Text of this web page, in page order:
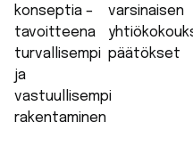
konseptia –
tavoitteena
turvallisempi
ja
vastuullisempi
rakentaminen
varsinaisen
päätökset